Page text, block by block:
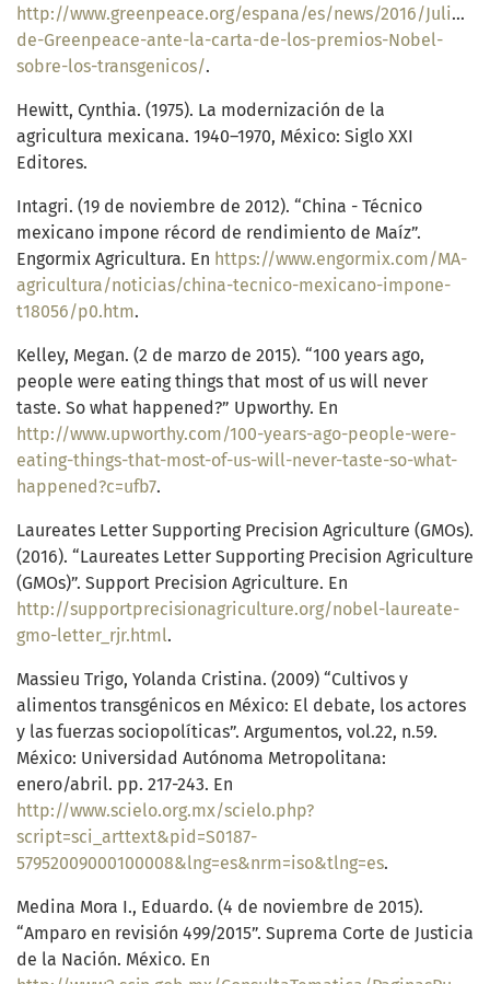
http://www.greenpeace.org/espana/es/news/2016/Julio/
de-Greenpeace-ante-la-carta-de-los-premios-Nobel-
sobre-los-transgenicos/.
Hewitt, Cynthia. (1975). La modernización de la
agricultura mexicana. 1940–1970, México: Siglo XXI
Editores.
Intagri. (19 de noviembre de 2012). “China - Técnico
mexicano impone récord de rendimiento de Maíz”.
Engormix Agricultura. En https://www.engormix.com/MA-
agricultura/noticias/china-tecnico-mexicano-impone-
t18056/p0.htm.
Kelley, Megan. (2 de marzo de 2015). “100 years ago,
people were eating things that most of us will never
taste. So what happened?” Upworthy. En
http://www.upworthy.com/100-years-ago-people-were-
eating-things-that-most-of-us-will-never-taste-so-what-
happened?c=ufb7.
Laureates Letter Supporting Precision Agriculture (GMOs).
(2016). “Laureates Letter Supporting Precision Agriculture
(GMOs)”. Support Precision Agriculture. En
http://supportprecisionagriculture.org/nobel-laureate-
gmo-letter_rjr.html.
Massieu Trigo, Yolanda Cristina. (2009) “Cultivos y
alimentos transgénicos en México: El debate, los actores
y las fuerzas sociopolíticas”. Argumentos, vol.22, n.59.
México: Universidad Autónoma Metropolitana:
enero/abril. pp. 217-243. En
http://www.scielo.org.mx/scielo.php?
script=sci_arttext&pid=S0187-
57952009000100008&lng=es&nrm=iso&tlng=es.
Medina Mora I., Eduardo. (4 de noviembre de 2015).
“Amparo en revisión 499/2015”. Suprema Corte de Justicia
de la Nación. México. En